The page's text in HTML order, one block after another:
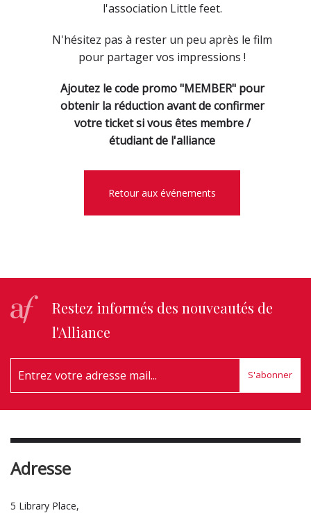
l'association Little feet.
N'hésitez pas à rester un peu après le film
pour partager vos impressions !
Ajoutez le code promo "MEMBER" pour
obtenir la réduction avant de confirmer
votre ticket si vous êtes membre /
étudiant de l'alliance
Retour aux événements
Restez informés des nouveautés de
l'Alliance
S'abonner
Adresse
5 Library Place,